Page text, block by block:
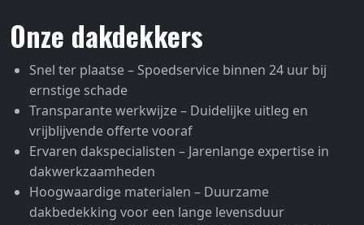
Onze dakdekkers
Snel ter plaatse – Spoedservice binnen 24 uur bij
ernstige schade
Transparante werkwijze – Duidelijke uitleg en
vrijblijvende offerte vooraf
Ervaren dakspecialisten – Jarenlange expertise in
dakwerkzaamheden
Hoogwaardige materialen – Duurzame
dakbedekking voor een lange levensduur